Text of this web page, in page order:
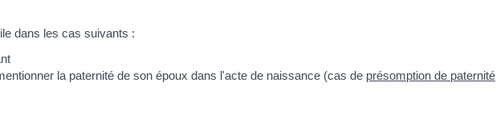
dans les cas suivants :
la paternité de son époux dans l'acte de naissance (cas de présomption de paternité